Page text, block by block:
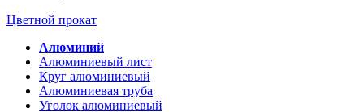
Цветной прокат
Алюминий
Алюминиевый лист
Круг алюминиевый
Алюминиевая труба
Уголок алюминиевый